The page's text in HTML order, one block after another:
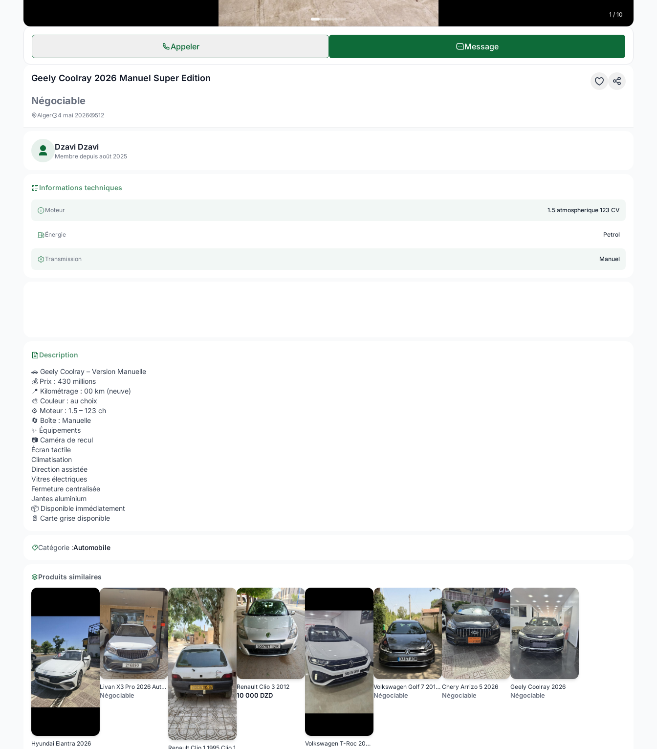
1 / 10
Geely Coolray 2026 Manuel Super Edition
Négociable
Alger 4 mai 2026 512
Dzavi Dzavi
Membre depuis août 2025
Informations techniques
Moteur 1.5 atmospherique 123 CV
Énergie Petrol
Transmission Manuel
Description
🚗 Geely Coolray – Version Manuelle
💰 Prix : 430 millions
📍 Kilométrage : 00 km (neuve)
🎨 Couleur : au choix
⚙️ Moteur : 1.5 – 123 ch
🔄 Boîte : Manuelle
✨ Équipements
📷 Caméra de recul
Écran tactile
Climatisation
Direction assistée
Vitres électriques
Fermeture centralisée
Jantes aluminium
📦 Disponible immédiatement
📄 Carte grise disponible
Catégorie :Automobile
Produits similaires
Hyundai Elantra 2026
Livan X3 Pro 2026 Automatique (Avec toi ouvrant )
Négociable
Renault Clio 3 2012
10 000 DZD
Volkswagen T-Roc 2026 R-Line
Volkswagen Golf 7 2018 Carat
Négociable
Chery Arrizo 5 2026
Négociable
Geely Coolray 2026
Négociable
Appeler Message